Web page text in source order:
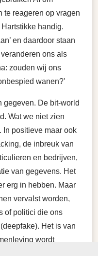
te reageren op vragen
handig.
en daardoor staan
veranderen ons als
zouden wij ons
wanen?'
gegeven. De bit-world
Wat we niet zien
In positieve maar ook
de inbreuk van
en bedrijven,
van gegevens. Het
erg in hebben. Maar
vervalst worden,
of politici die ons
Het is van
wordt